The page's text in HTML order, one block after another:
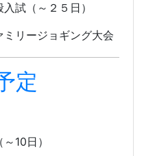
試（～２５日）
ミリージョギング大会
定
10日）